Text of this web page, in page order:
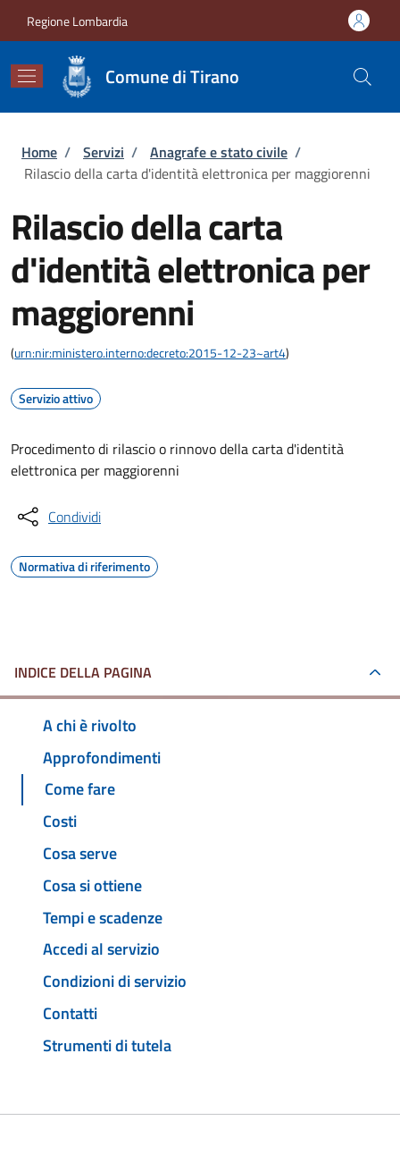
Regione Lombardia
Comune di Tirano
Briciole di pane
Home / Servizi / Anagrafe e stato civile /
Rilascio della carta d'identità elettronica per maggiorenni
Rilascio della carta
d'identità elettronica per
maggiorenni
(urn:nir:ministero.interno:decreto:2015-12-23~art4)
Servizio attivo
Procedimento di rilascio o rinnovo della carta d'identità
elettronica per maggiorenni
Condividi
Normativa di riferimento
INDICE DELLA PAGINA
A chi è rivolto
Approfondimenti
Come fare
Costi
Cosa serve
Cosa si ottiene
Tempi e scadenze
Accedi al servizio
Condizioni di servizio
Contatti
Strumenti di tutela